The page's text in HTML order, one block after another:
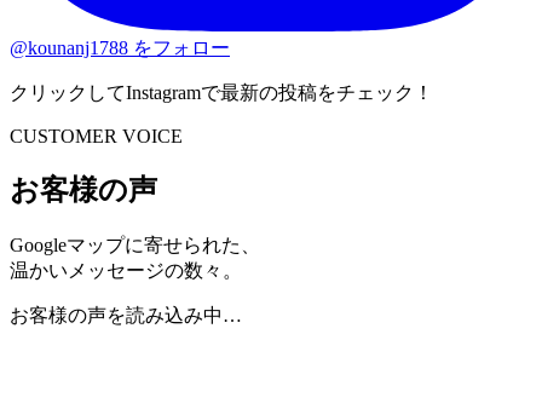
@kounanj1788 をフォロー
クリックしてInstagramで最新の投稿をチェック！
CUSTOMER VOICE
お客様の声
Googleマップに寄せられた、
温かいメッセージの数々。
お客様の声を読み込み中…